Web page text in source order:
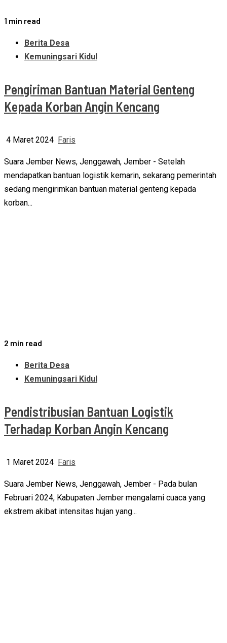
1 min read
Berita Desa
Kemuningsari Kidul
Pengiriman Bantuan Material Genteng
Kepada Korban Angin Kencang
4 Maret 2024 Faris
Suara Jember News, Jenggawah, Jember - Setelah
mendapatkan bantuan logistik kemarin, sekarang pemerintah
sedang mengirimkan bantuan material genteng kepada
korban...
2 min read
Berita Desa
Kemuningsari Kidul
Pendistribusian Bantuan Logistik
Terhadap Korban Angin Kencang
1 Maret 2024 Faris
Suara Jember News, Jenggawah, Jember - Pada bulan
Februari 2024, Kabupaten Jember mengalami cuaca yang
ekstrem akibat intensitas hujan yang...